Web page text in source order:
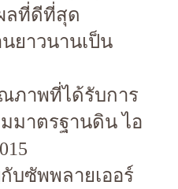
ลที่ดีที่สุด
ยาวนานเป็น
ภาพที่ได้รับการ
มาตรฐานดิน ไอ
บซัพพลายเออร์